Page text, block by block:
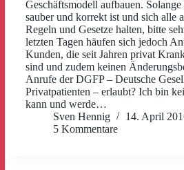
Geschäftsmodell aufbauen.
sauber und korrekt ist und sich alle
Regeln und Gesetze halten, bitte
letzten Tagen häufen sich jedoch
Kunden, die seit Jahren privat
sind und zudem keinen
Anrufe der DGFP – Deutsche
Privatpatienten – erlaubt? Ich bin
kann und werde…
Sven Hennig
14. April
5 Kommentare